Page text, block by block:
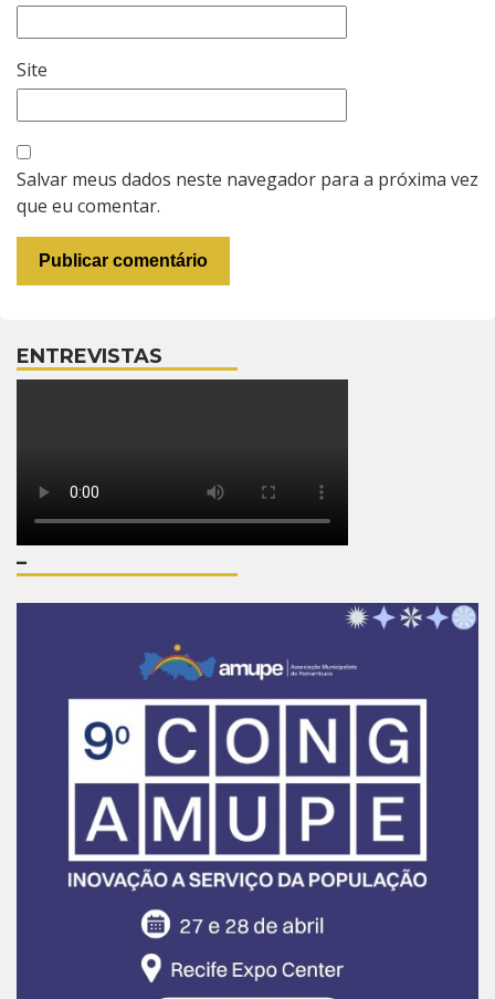
Site
Salvar meus dados neste navegador para a próxima vez
que eu comentar.
ENTREVISTAS
–